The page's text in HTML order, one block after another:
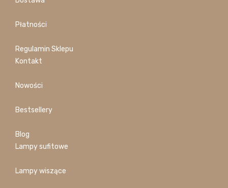
Płatności
Regulamin Sklepu
Kontakt
Nowości
Bestsellery
Blog
Lampy sufitowe
Lampy wiszące